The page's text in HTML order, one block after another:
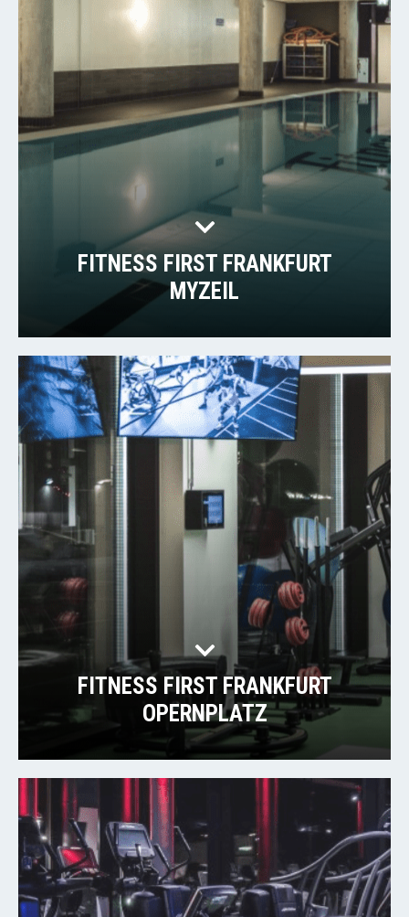
FITNESS FIRST FRANKFURT
MYZEIL
FITNESS FIRST FRANKFURT
OPERNPLATZ